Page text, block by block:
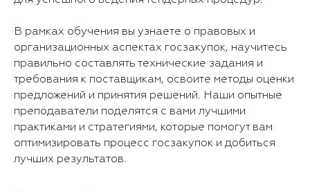
В рамках обучения вы узнаете о правовых и
организационных аспектах госзакупок, научитесь
правильно составлять технические задания и
требования к поставщикам, освоите методы оценки
предложений и принятия решений. Наши опытные
преподаватели поделятся с вами лучшими
практиками и стратегиями, которые помогут вам
оптимизировать процесс госзакупок и добиться
лучших результатов.